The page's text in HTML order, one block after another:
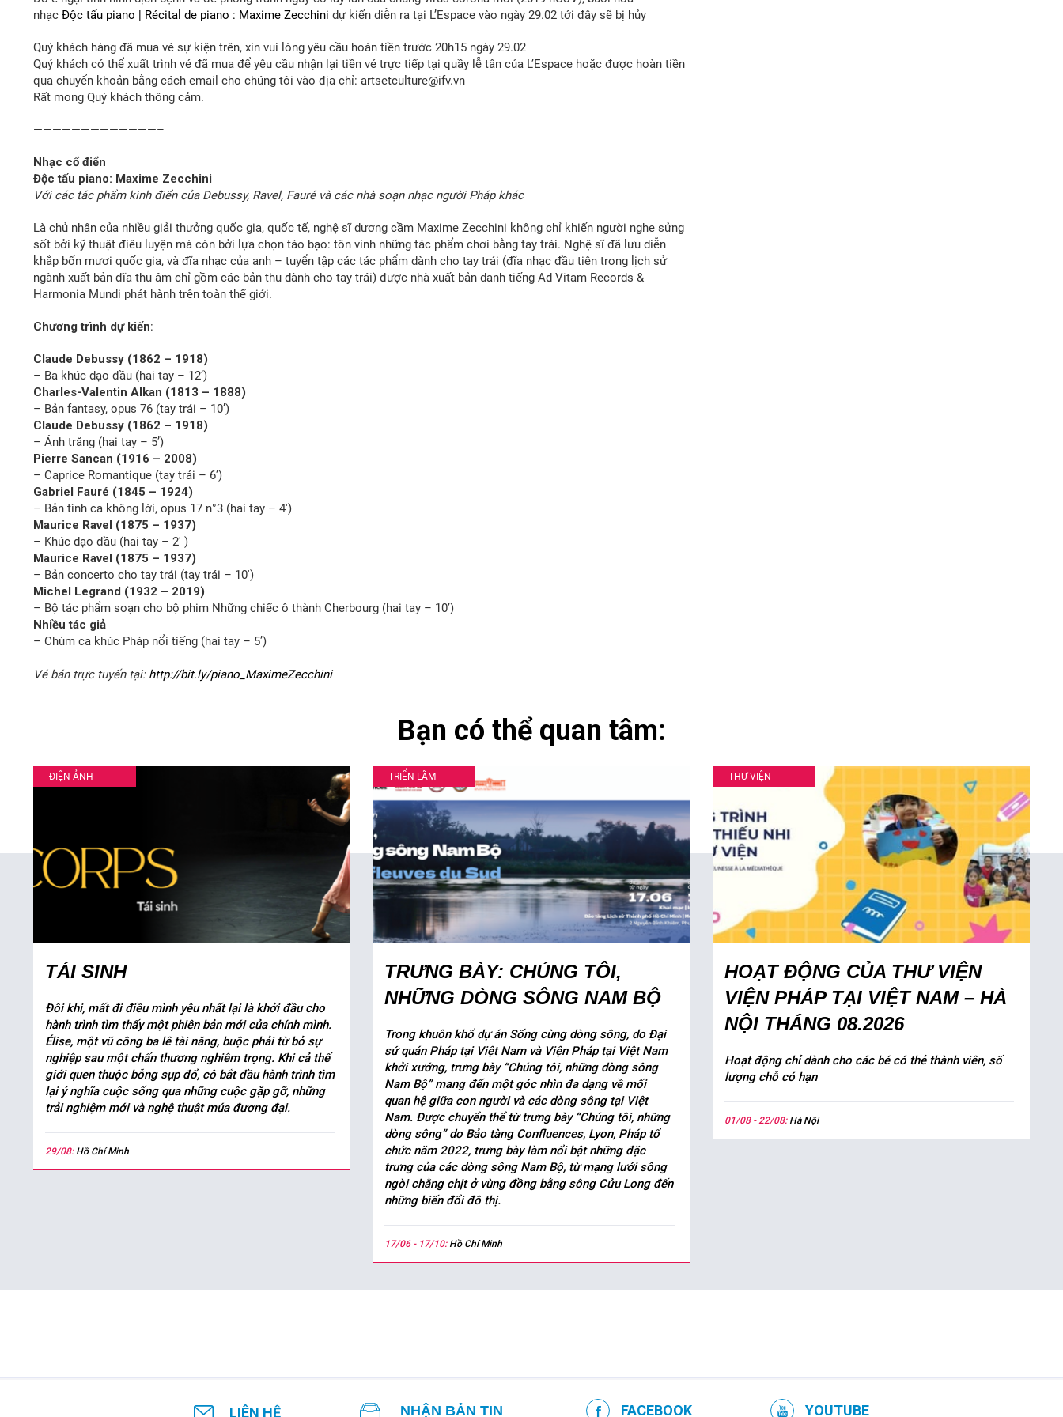
nhạc Độc tấu piano | Récital de piano : Maxime Zecchini dự kiến diễn ra tại L’Espace vào ngày 29.02 tới đây sẽ bị hủy
Quý khách hàng đã mua vé sự kiện trên, xin vui lòng yêu cầu hoàn tiền trước 20h15 ngày 29.02
Quý khách có thể xuất trình vé đã mua để yêu cầu nhận lại tiền vé trực tiếp tại quầy lễ tân của L’Espace hoặc được hoàn tiền
qua chuyển khoản bằng cách email cho chúng tôi vào địa chỉ: artsetculture@ifv.vn
Rất mong Quý khách thông cảm.
—————————————–
Nhạc cổ điển
Độc tấu piano: Maxime Zecchini
Với các tác phẩm kinh điển của Debussy, Ravel, Fauré và các nhà soạn nhạc người Pháp khác
Là chủ nhân của nhiều giải thưởng quốc gia, quốc tế, nghệ sĩ dương cầm Maxime Zecchini không chỉ khiến người nghe sửng
sốt bởi kỹ thuật điêu luyện mà còn bởi lựa chọn táo bạo: tôn vinh những tác phẩm chơi bằng tay trái. Nghệ sĩ đã lưu diễn
khắp bốn mươi quốc gia, và đĩa nhạc của anh – tuyển tập các tác phẩm dành cho tay trái (đĩa nhạc đầu tiên trong lịch sử
ngành xuất bản đĩa thu âm chỉ gồm các bản thu dành cho tay trái) được nhà xuất bản danh tiếng Ad Vitam Records &
Harmonia Mundi phát hành trên toàn thế giới.
Chương trình dự kiến:
Claude Debussy (1862 – 1918)
– Ba khúc dạo đầu (hai tay – 12’)
Charles-Valentin Alkan (1813 – 1888)
– Bản fantasy, opus 76 (tay trái – 10’)
Claude Debussy (1862 – 1918)
– Ánh trăng (hai tay – 5’)
Pierre Sancan (1916 – 2008)
– Caprice Romantique (tay trái – 6’)
Gabriel Fauré (1845 – 1924)
– Bản tình ca không lời, opus 17 n°3 (hai tay – 4′)
Maurice Ravel (1875 – 1937)
– Khúc dạo đầu (hai tay – 2′ )
Maurice Ravel (1875 – 1937)
– Bản concerto cho tay trái (tay trái – 10′)
Michel Legrand (1932 – 2019)
– Bộ tác phẩm soạn cho bộ phim Những chiếc ô thành Cherbourg (hai tay – 10’)
Nhiều tác giả
– Chùm ca khúc Pháp nổi tiếng (hai tay – 5’)
Vé bán trực tuyến tại: http://bit.ly/piano_MaximeZecchini
Bạn có thể quan tâm:
ĐIỆN ẢNH
TÁI SINH
Đôi khi, mất đi điều mình yêu nhất lại là khởi đầu cho
hành trình tìm thấy một phiên bản mới của chính mình.
Élise, một vũ công ba lê tài năng, buộc phải từ bỏ sự
nghiệp sau một chấn thương nghiêm trọng. Khi cả thế
giới quen thuộc bỗng sụp đổ, cô bắt đầu hành trình tìm
lại ý nghĩa cuộc sống qua những cuộc gặp gỡ, những
trải nghiệm mới và nghệ thuật múa đương đại.
29/08: Hồ Chí Minh
TRIỂN LÃM
TRƯNG BÀY: CHÚNG TÔI,
NHỮNG DÒNG SÔNG NAM BỘ
Trong khuôn khổ dự án Sống cùng dòng sông, do Đại
sứ quán Pháp tại Việt Nam và Viện Pháp tại Việt Nam
khởi xướng, trưng bày “Chúng tôi, những dòng sông
Nam Bộ” mang đến một góc nhìn đa dạng về mối
quan hệ giữa con người và các dòng sông tại Việt
Nam. Được chuyển thể từ trưng bày “Chúng tôi, những
dòng sông” do Bảo tàng Confluences, Lyon, Pháp tổ
chức năm 2022, trưng bày làm nổi bật những đặc
trưng của các dòng sông Nam Bộ, từ mạng lưới sông
ngòi chằng chịt ở vùng đồng bằng sông Cửu Long đến
những biến đổi đô thị.
17/06 - 17/10: Hồ Chí Minh
THƯ VIỆN
HOẠT ĐỘNG CỦA THƯ VIỆN
VIỆN PHÁP TẠI VIỆT NAM – HÀ
NỘI THÁNG 08.2026
Hoạt động chỉ dành cho các bé có thẻ thành viên, số
lượng chỗ có hạn
01/08 - 22/08: Hà Nội
LIÊN HỆ NHẬN BẢN TIN FACEBOOK YOUTUBE